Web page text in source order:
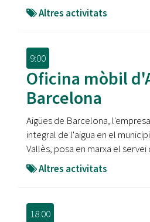
Altres activitats
9:00
Oficina mòbil
Barcelona
Aigües de Barcelona,
integral de l'aigua en el
Vallès, posa en marxa el servei
Altres activitats
18:00